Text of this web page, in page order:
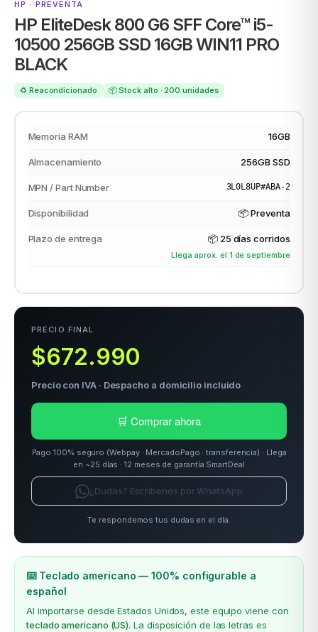
ACER
HP · PREVENTA
HP EliteDesk 800 G6 SFF Core™ i5-
10500 256GB SSD 16GB WIN11 PRO
BLACK
♻️ Reacondicionado 📦 Stock alto · 200 unidades
Memoria RAM 16GB
Almacenamiento 256GB SSD
MPN / Part Number 3L0L8UP#ABA-2
Disponibilidad 📦 Preventa
Plazo de entrega 📦 25 días corridos
Llega aprox. el 1 de septiembre
PRECIO FINAL
$672.990
Precio con IVA · Despacho a domicilio incluido
🛒 Comprar ahora
Pago 100% seguro (Webpay · MercadoPago · transferencia) · Llega
en ~25 días · 12 meses de garantía SmartDeal
¿Dudas? Escríbenos por WhatsApp
Te respondemos tus dudas en el día.
⌨️ Teclado americano — 100% configurable a
español
Al importarse desde Estados Unidos, este equipo viene con
teclado americano (US). La disposición de las letras es